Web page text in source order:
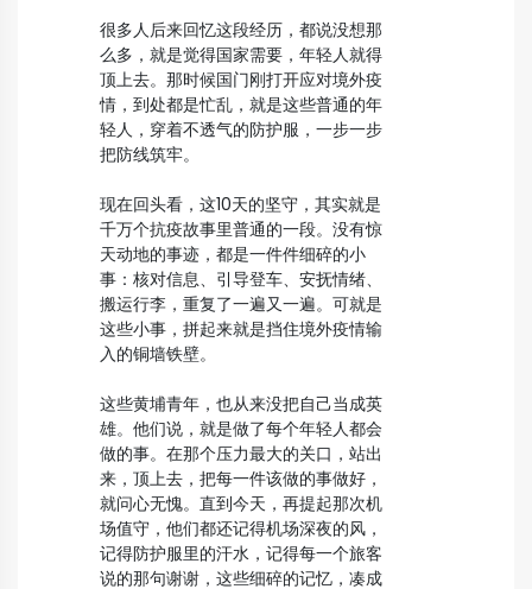
很多人后来回忆这段经历，都说没想那
么多，就是觉得国家需要，年轻人就得
顶上去。那时候国门刚打开应对境外疫
情，到处都是忙乱，就是这些普通的年
轻人，穿着不透气的防护服，一步一步
把防线筑牢。
现在回头看，这10天的坚守，其实就是
千万个抗疫故事里普通的一段。没有惊
天动地的事迹，都是一件件细碎的小
事：核对信息、引导登车、安抚情绪、
搬运行李，重复了一遍又一遍。可就是
这些小事，拼起来就是挡住境外疫情输
入的铜墙铁壁。
这些黄埔青年，也从来没把自己当成英
雄。他们说，就是做了每个年轻人都会
做的事。在那个压力最大的关口，站出
来，顶上去，把每一件该做的事做好，
就问心无愧。直到今天，再提起那次机
场值守，他们都还记得机场深夜的风，
记得防护服里的汗水，记得每一个旅客
说的那句谢谢，这些细碎的记忆，凑成